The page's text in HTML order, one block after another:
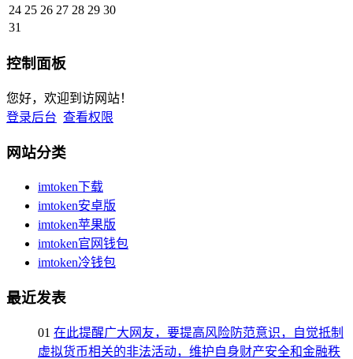
24 25 26 27 28 29 30
31
控制面板
您好，欢迎到访网站！
登录后台 查看权限
网站分类
imtoken下载
imtoken安卓版
imtoken苹果版
imtoken官网钱包
imtoken冷钱包
最近发表
01 在此提醒广大网友，要提高风险防范意识，自觉抵制
虚拟货币相关的非法活动，维护自身财产安全和金融秩